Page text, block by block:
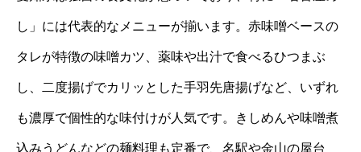
し」には代表的なメニューが揃います。赤味噌ベースの
タレが特徴の味噌カツ、薬味や出汁で食べるひつまぶ
し、二度揚げでカリッとした手羽先唐揚げなど、いずれ
も濃厚で個性的な味付けが人気です。きしめんや味噌煮
込みうどんなどの麺料理も定番で、名駅や金山の屋台